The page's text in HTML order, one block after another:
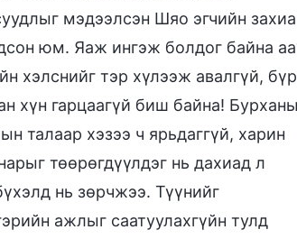
мэдээлсэн Шяо эгчийн
юм. Яаж ингэж болдог байна
хэлснийг тэр хүлээж авалгүй, бүр
хүн гарцаагүй биш байна!
талаар хэзээ ч ярьдаггүй, харин
төөрөгдүүлдэг нь дахиад л
нь зөрчжээ. Түүнийг
ажлыг саатуулахгүйн тулд